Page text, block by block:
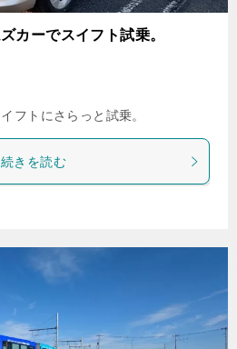
カーでスイフト試乗。
フトにさらっと試乗。
続きを読む